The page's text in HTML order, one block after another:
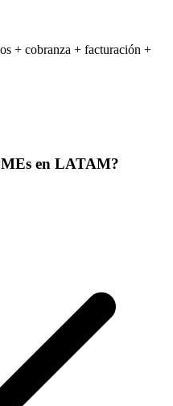
+ cobranza + facturación +
en LATAM?